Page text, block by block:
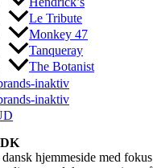
Le Tribute
Monkey 47
Tanqueray
The Botanist
inaktiv
inaktiv
hjemmeside med